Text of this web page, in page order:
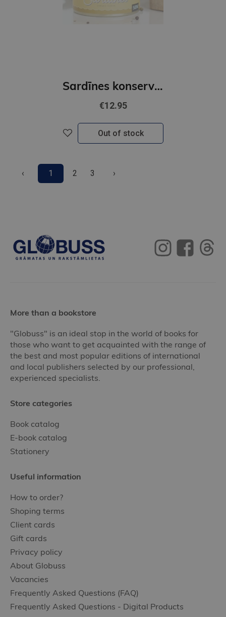
Sardīnes konservu zeķes 40-46 Vīriešu
€12.95
Out of stock
‹ 1 2 3 ›
More than a bookstore
"Globuss" is an ideal stop in the world of books for
those who want to get acquainted with the range of
the best and most popular editions of international
and local publishers selected by our professional,
experienced specialists.
Store categories
Book catalog
E-book catalog
Stationery
Useful information
How to order?
Shoping terms
Client cards
Gift cards
Privacy policy
About Globuss
Vacancies
Frequently Asked Questions (FAQ)
Frequently Asked Questions - Digital Products